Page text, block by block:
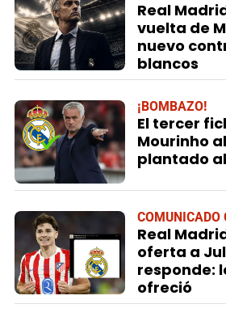
Real
vuelta de
nuevo
blancos
¡BOMBAZO!
El tercer
Mourinho
plantado
COMUNICADO
Real
oferta a
responde:
ofreció